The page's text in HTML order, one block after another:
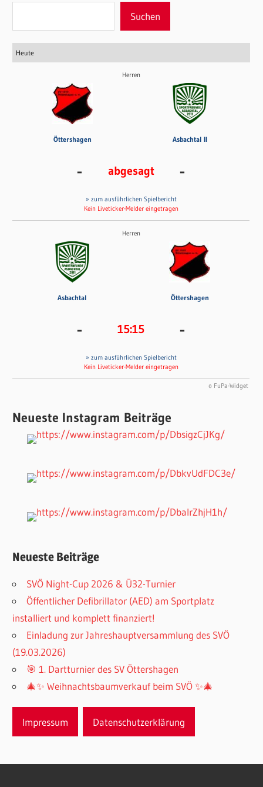
Suchen
Heute
Herren
Öttershagen Asbachtal II
- abgesagt -
» zum ausführlichen Spielbericht
Kein Liveticker-Melder eingetragen
Herren
Asbachtal Öttershagen
- 15:15 -
» zum ausführlichen Spielbericht
Kein Liveticker-Melder eingetragen
© FuPa-Widget
Neueste Instagram Beiträge
Neueste Beiträge
SVÖ Night-Cup 2026 & Ü32-Turnier
Öffentlicher Defibrillator (AED) am Sportplatz
installiert und komplett finanziert!
Einladung zur Jahreshauptversammlung des SVÖ
(19.03.2026)
🎯 1. Dartturnier des SV Öttershagen
🎄✨ Weihnachtsbaumverkauf beim SVÖ ✨🎄
Impressum Datenschutzerklärung